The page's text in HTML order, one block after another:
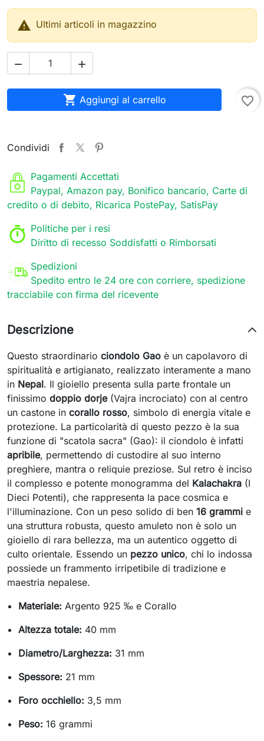
 Ultimi articoli in magazzino
 
 Aggiungi al carrello favorite_border
Condividi
Pagamenti Accettati
Paypal, Amazon pay, Bonifico bancario, Carte di
credito o di debito, Ricarica PostePay, SatisPay
Politiche per i resi
Diritto di recesso Soddisfatti o Rimborsati
Spedizioni
Spedito entro le 24 ore con corriere, spedizione
tracciabile con firma del ricevente
Descrizione
Questo straordinario ciondolo Gao è un capolavoro di
spiritualità e artigianato, realizzato interamente a mano
in Nepal. Il gioiello presenta sulla parte frontale un
finissimo doppio dorje(Vajra incrociato) con al centro
un castone in corallo rosso, simbolo di energia vitale e
protezione. La particolarità di questo pezzo è la sua
funzione di "scatola sacra" (Gao): il ciondolo è infatti
apribile, permettendo di custodire al suo interno
preghiere, mantra o reliquie preziose. Sul retro è inciso
il complesso e potente monogramma del Kalachakra (I
Dieci Potenti), che rappresenta la pace cosmica e
l'illuminazione. Con un peso solido di ben 16 grammi e
una struttura robusta, questo amuleto non è solo un
gioiello di rara bellezza, ma un autentico oggetto di
culto orientale. Essendo un pezzo unico, chi lo indossa
possiede un frammento irripetibile di tradizione e
maestria nepalese.
Materiale: Argento 925 ‰ e Corallo
Altezza totale: 40 mm
Diametro/Larghezza: 31 mm
Spessore: 21 mm
Foro occhiello: 3,5 mm
Peso: 16 grammi